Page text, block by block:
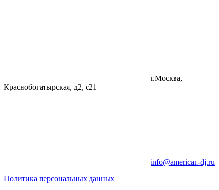
г.Москва,
Краснобогатырская, д2, с21
info@american-dj.ru
Политика персональных данных